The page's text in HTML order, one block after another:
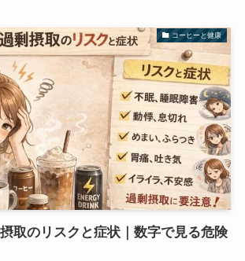
コーヒーと健康
取のリスクと症状｜数字で見る危険